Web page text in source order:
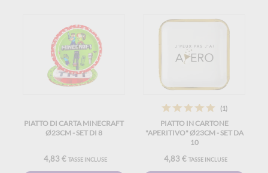
PIATTO DI CARTA MINECRAFT
Ø23CM - SET DI 8
4,83 € TASSE INCLUSE
(1)
PIATTO IN CARTONE
"APERITIVO" Ø23CM - SET DA
10
4,83 € TASSE INCLUSE